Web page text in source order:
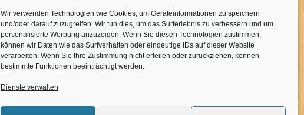
Wir verwenden Technologien wie Cookies, um Geräteinformationen zu speichern
und/oder darauf zuzugreifen. Wir tun dies, um das Surferlebnis zu verbessern und um
personalisierte Werbung anzuzeigen. Wenn Sie diesen Technologien zustimmen,
können wir Daten wie das Surfverhalten oder eindeutige IDs auf dieser Website
verarbeiten. Wenn Sie Ihre Zustimmung nicht erteilen oder zurückziehen, können
bestimmte Funktionen beeinträchtigt werden.
Dienste verwalten